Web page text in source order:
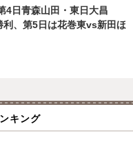
4日青森山田・東日大昌
利、第5日は花巻東vs新田ほ
キング